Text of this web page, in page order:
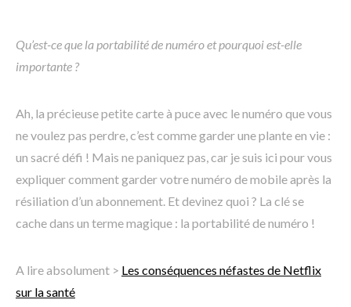
Qu’est-ce que la portabilité de numéro et pourquoi est-elle
importante ?
Ah, la précieuse petite carte à puce avec le numéro que vous
ne voulez pas perdre, c’est comme garder une plante en vie :
un sacré défi ! Mais ne paniquez pas, car je suis ici pour vous
expliquer comment garder votre numéro de mobile après la
résiliation d’un abonnement. Et devinez quoi ? La clé se
cache dans un terme magique : la portabilité de numéro !
A lire absolument > Les conséquences néfastes de Netflix
sur la santé